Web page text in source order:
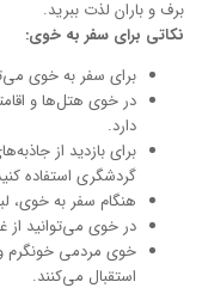
برف و باران لذت ببرید.
نکاتی برای سفر به خوی:
برای سفر به خوی
در خوی هتل‌ها و
دارد.
برای بازدید از
گردشگری استفاده
هنگام سفر به خوی،
در خوی می‌توانید
خوی مردمی خونگرم و
استقبال می‌کنند.